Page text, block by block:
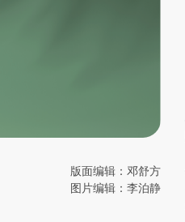
版面编辑：邓舒方
图片编辑：李泊静